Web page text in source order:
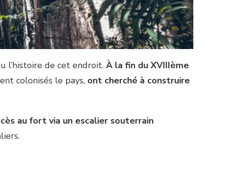
l’histoire de cet endroit. À la fin du XVIIIème
colonisés le pays, ont cherché à construire
au fort via un escalier souterrain